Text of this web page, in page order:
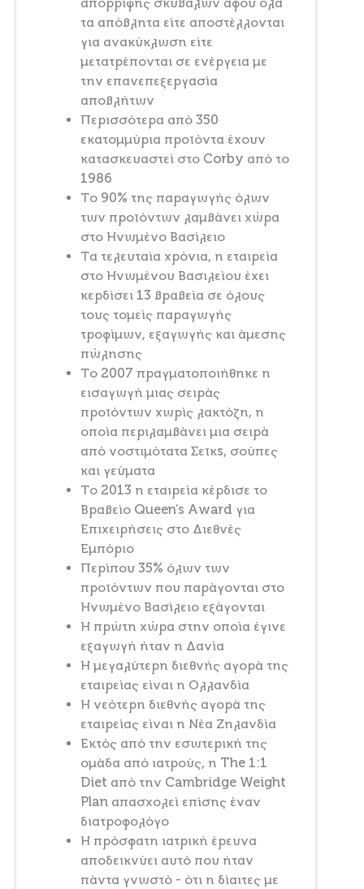
τα απόβλητα είτε αποστέλλονται
για ανακύκλωση είτε
μετατρέπονται σε ενέργεια με
την επανεπεξεργασία
αποβλήτων
Περισσότερα από 350
εκατομμύρια προϊόντα έχουν
κατασκευαστεί στο Corby από το
1986
Το 90% της παραγωγής όλων
των προϊόντων λαμβάνει χώρα
στο Ηνωμένο Βασίλειο
Τα τελευταία χρόνια, η εταιρεία
στο Ηνωμένου Βασιλείου έχει
κερδίσει 13 βραβεία σε όλους
τους τομείς παραγωγής
τροφίμων, εξαγωγής και άμεσης
πώλησης
Το 2007 πραγματοποιήθηκε η
εισαγωγή μιας σειράς
προϊόντων χωρίς λακτόζη, η
οποία περιλαμβάνει μια σειρά
από νοστιμότατα Σεϊκs, σούπες
και γεύματα
Το 2013 η εταιρεία κέρδισε το
Βραβείο Queen’s Award για
Επιχειρήσεις στο Διεθνές
Εμπόριο
Περίπου 35% όλων των
προϊόντων που παράγονται στο
Ηνωμένο Βασίλειο εξάγονται
Η πρώτη χώρα στην οποία έγινε
εξαγωγή ήταν η Δανία
Η μεγαλύτερη διεθνής αγορά της
εταιρείας είναι η Ολλανδία
Η νεότερη διεθνής αγορά της
εταιρείας είναι η Νέα Ζηλανδία
Εκτός από την εσωτερική της
ομάδα από ιατρούς, η The 1:1
Diet από την Cambridge Weight
Plan απασχολεί επίσης έναν
διατροφολόγο
Η πρόσφατη ιατρική έρευνα
αποδεικνύει αυτό που ήταν
πάντα γνωστό - ότι η δίαιτες με